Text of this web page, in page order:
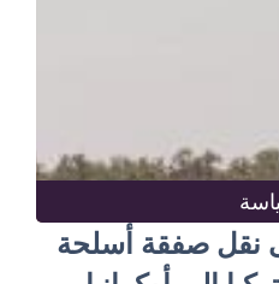
نقل صفقة أسلحة